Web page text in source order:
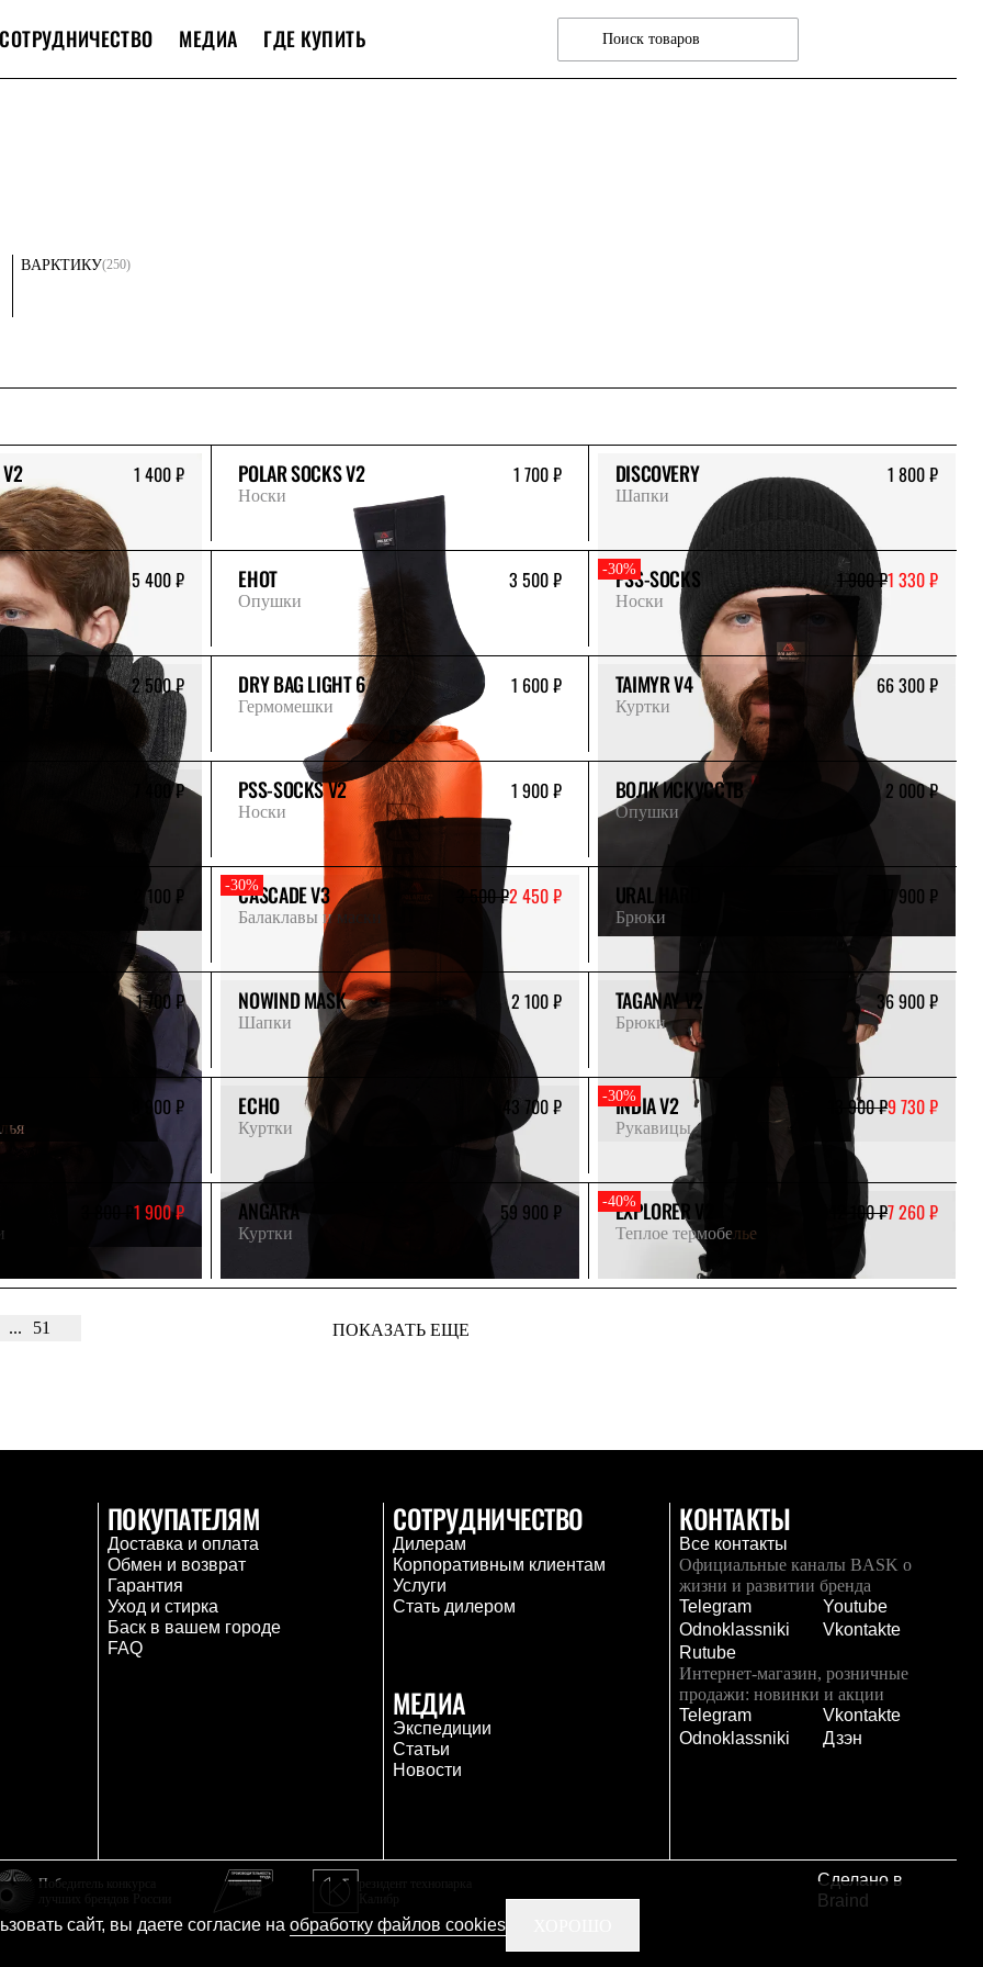
СОТРУДНИЧЕСТВО МЕДИА ГДЕ КУПИТЬ
ВАРКТИКУ(250)
1 400 ₽ POLAR SOCKS V2
Носки
1 700 ₽ DISCOVERY
Шапки
1 800 ₽
5 400 ₽ ЕНОТ
Опушки
3 500 ₽ -30%
PSS-SOCKS
Носки
1 900 ₽1 330 ₽
2 500 ₽ DRY BAG LIGHT 6
Гермомешки
1 600 ₽ TAIMYR V4
Куртки
66 300 ₽
7 400 ₽ PSS-SOCKS V2
Носки
1 900 ₽ ВОЛК ИСКУССТВ
Опушки
2 000 ₽
2 100 ₽ -30%
CASCADE V3
Балаклавы и маски
3 500 ₽2 450 ₽ URAL HARD
Брюки
17 900 ₽
1 700 ₽ NOWIND MASK
Шапки
2 100 ₽ TAGANAY V2
Брюки
36 900 ₽
8 900 ₽ ECHO
Куртки
43 700 ₽ -30%
INDIA V2
Рукавицы
13 900 ₽9 730 ₽
3 800 ₽1 900 ₽ ANGARA
Куртки
59 900 ₽ -40%
EXPLORER V2
Теплое термобелье
12 100 ₽7 260 ₽
... 51 ПОКАЗАТЬ ЕЩЕ
ПОКУПАТЕЛЯМ
Доставка и оплата
Обмен и возврат
Гарантия
Уход и стирка
Баск в вашем городе
FAQ
СОТРУДНИЧЕСТВО
Дилерам
Корпоративным клиентам
Услуги
Стать дилером
МЕДИА
Экспедиции
Статьи
Новости
КОНТАКТЫ
Все контакты
Официальные каналы BASK о
жизни и развитии бренда
Telegram
Youtube
Odnoklassniki
Vkontakte
Rutube
Интернет-магазин, розничные
продажи: новинки и акции
Telegram
Vkontakte
Odnoklassniki
Дзэн
Победитель конкурса
резидент технопарка
Сделано в
Braind
сайт, вы даете согласие на обработку файлов cookies